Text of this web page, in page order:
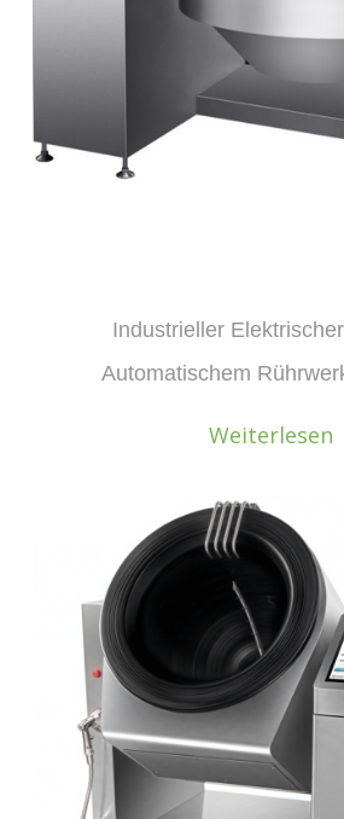
Industrieller
Automatischem
Weiterlesen